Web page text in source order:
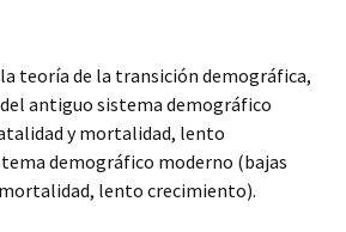
teoría de la transición demográfica,
antiguo sistema demográfico
y mortalidad, lento
demográfico moderno (bajas
lento crecimiento).